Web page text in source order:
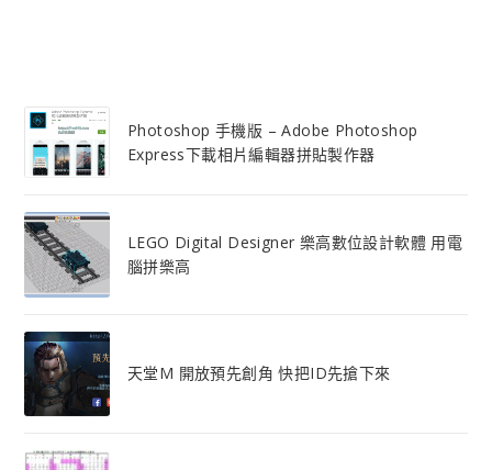
Photoshop 手機版 – Adobe Photoshop
Express下載相片編輯器拼貼製作器
LEGO Digital Designer 樂高數位設計軟體 用電
腦拼樂高
天堂M 開放預先創角 快把ID先搶下來